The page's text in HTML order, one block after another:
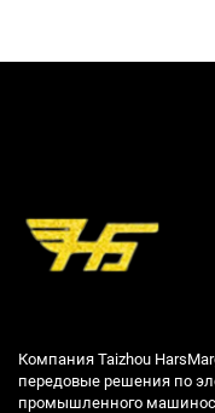
Компания Taizhou
передовые решения по
промышленного